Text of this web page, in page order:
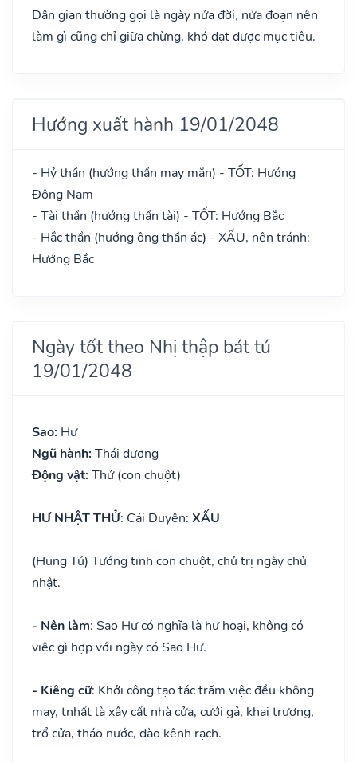
Dân gian thường gọi là ngày nửa đời, nửa đoạn nên
làm gì cũng chỉ giữa chừng, khó đạt được mục tiêu.
Hướng xuất hành 19/01/2048
- Hỷ thần (hướng thần may mắn) - TỐT: Hướng
Đông Nam
- Tài thần (hướng thần tài) - TỐT: Hướng Bắc
- Hắc thần (hướng ông thần ác) - XẤU, nên tránh:
Hướng Bắc
Ngày tốt theo Nhị thập bát tú
19/01/2048
Sao: Hư
Ngũ hành: Thái dương
Động vật: Thử (con chuột)
HƯ NHẬT THỬ: Cái Duyên: XẤU
(Hung Tú) Tướng tinh con chuột, chủ trị ngày chủ
nhật.
- Nên làm: Sao Hư có nghĩa là hư hoại, không có
việc gì hợp với ngày có Sao Hư.
- Kiêng cữ: Khởi công tạo tác trăm việc đều không
may, tnhất là xây cất nhà cửa, cưới gả, khai trương,
trổ cửa, tháo nước, đào kênh rạch.